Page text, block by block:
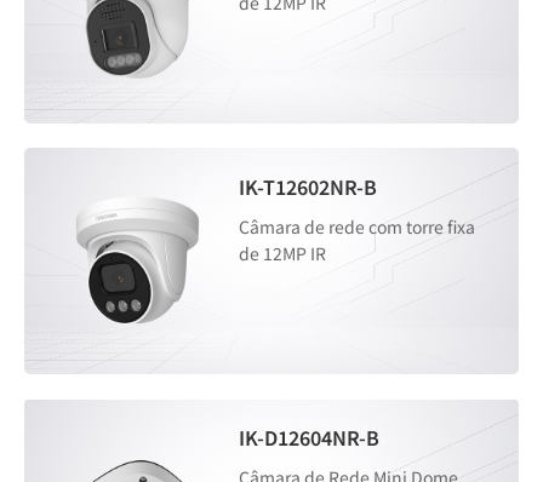
IK-T12602NR-B
Câmara de rede com torre fixa
de 12MP IR
IK-D12604NR-B